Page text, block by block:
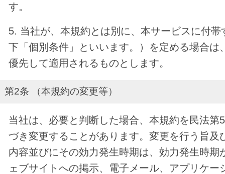
す。
5. 当社が、本規約とは別に、本サービスに付
下「個別条件」といいます。）を定める場合は
優先して適用されるものとします。
第2条 （本規約の変更等）
当社は、必要と判断した場合、本規約を民法第
づき変更することがあります。変更を行う旨及
内容並びにその効力発生時期は、効力発生時期
ェブサイトへの掲示、電子メール、アプリケー